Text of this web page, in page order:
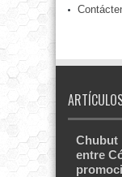
Chubut
entre